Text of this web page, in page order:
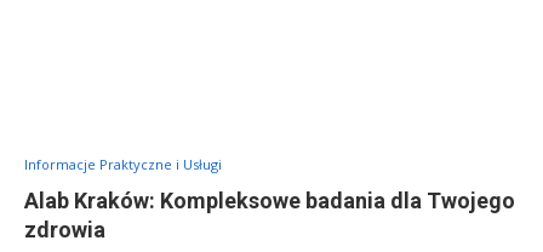
Informacje Praktyczne i Usługi
Alab Kraków: Kompleksowe badania dla Twojego
zdrowia